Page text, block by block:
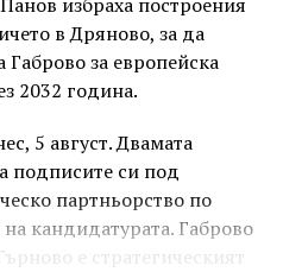
в Дряново, за да
Габрово за европейска
2032 година.
5 август. Двамата
подписите си под
партньорство по
кандидатурата. Габрово
е стратегическият